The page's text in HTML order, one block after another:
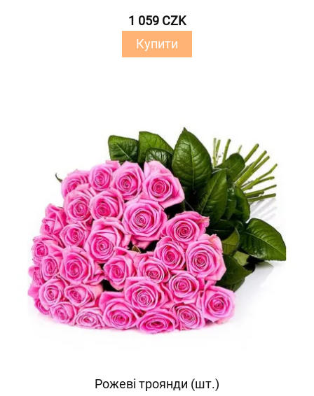
1 059 CZK
Купити
Рожеві троянди (шт.)